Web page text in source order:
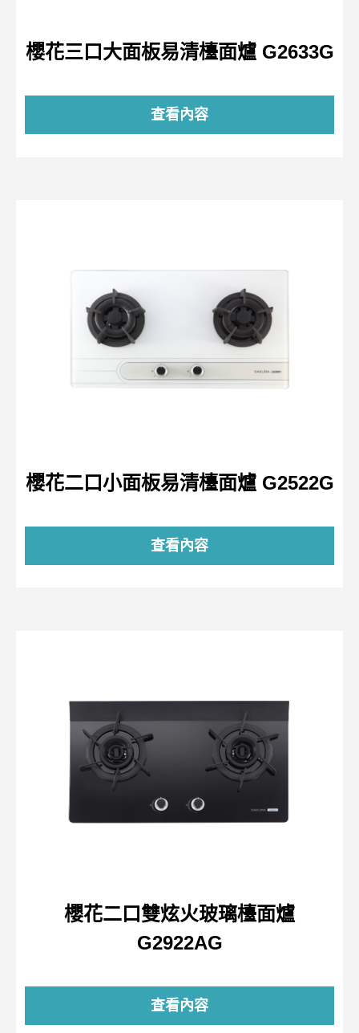
櫻花三口大面板易清檯面爐 G2633G
查看內容
櫻花二口小面板易清檯面爐 G2522G
查看內容
櫻花二口雙炫火玻璃檯面爐
G2922AG
查看內容